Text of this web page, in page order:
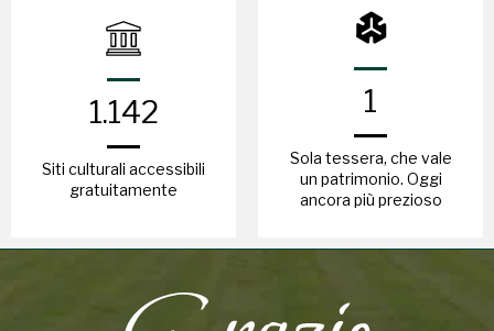
1.142
siti culturali accessibili
gratuitamente
1
Sola tessera, che vale
un patrimonio. Oggi
ancora più prezioso